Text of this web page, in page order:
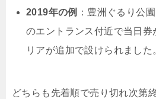
2019年の例 ：豊洲ぐるり公
のエントランス付近で当日
リアが追加で設けられました
どちらも先着順で売り切れ次第